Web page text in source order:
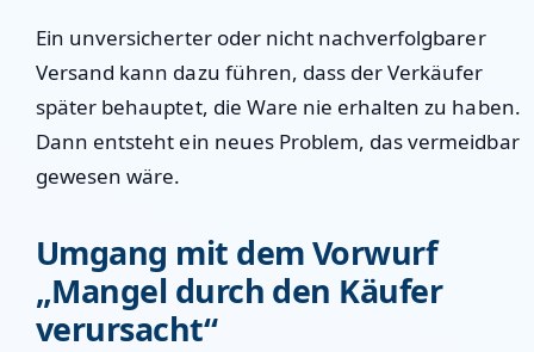
Ein unversicherter oder nicht nachverfolgbarer
Versand kann dazu führen, dass der Verkäufer
später behauptet, die Ware nie erhalten zu haben.
Dann entsteht ein neues Problem, das vermeidbar
gewesen wäre.
Umgang mit dem Vorwurf
„Mangel durch den Käufer
verursacht“